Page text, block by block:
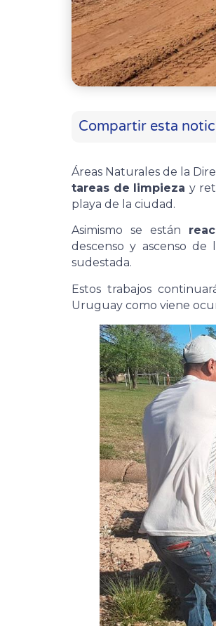
Compartir esta
Áreas Naturales de la
tareas de limpiezay
playa de la ciudad.
Asimismo se están
descenso y ascenso
sudestada.
Estos trabajos
Uruguay como viene